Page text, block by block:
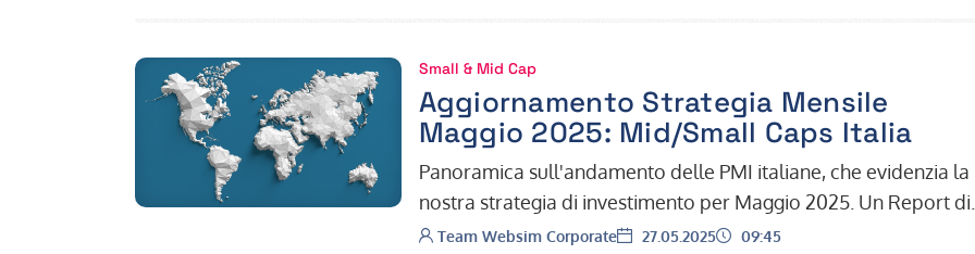
Small & Mid Cap
Aggiornamento Strategia Mensile
Maggio 2025: Mid/Small Caps Italia
Panoramica sull'andamento delle PMI italiane, che evidenzia la
nostra strategia di investimento per Maggio 2025. Un Report di
aggiornamento dall'Uffic…
Autore:
Team Websim Corporate Data:
27.05.2025 Ora:
09:45